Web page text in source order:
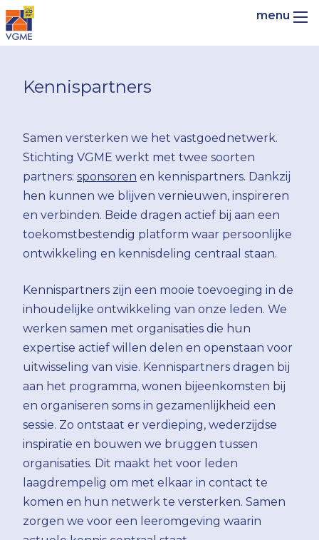
Kennispartners
Samen versterken we het vastgoednetwerk.
Stichting VGME werkt met twee soorten
partners: sponsoren en kennispartners. Dankzij
hen kunnen we blijven vernieuwen, inspireren
en verbinden. Beide dragen actief bij aan een
toekomstbestendig platform waar persoonlijke
ontwikkeling en kennisdeling centraal staan.
Kennispartners zijn een mooie toevoeging in de
inhoudelijke ontwikkeling van onze leden. We
werken samen met organisaties die hun
expertise actief willen delen en openstaan voor
uitwisseling van visie. Kennispartners dragen bij
aan het programma, wonen bijeenkomsten bij
en organiseren soms in gezamenlijkheid een
sessie. Zo ontstaat er verdieping, wederzijdse
inspiratie en bouwen we bruggen tussen
organisaties. Dit maakt het voor leden
laagdrempelig om met elkaar in contact te
komen en hun netwerk te versterken. Samen
zorgen we voor een leeromgeving waarin